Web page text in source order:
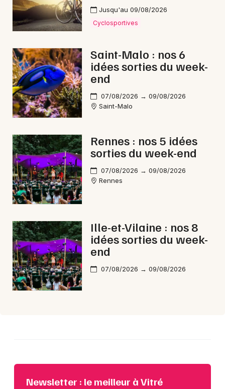
Newsletter des sorties
Actus à Vitré
Magazine à Vitré
Choisir mes départements
Mon email
Je m'abonne
Jusqu'au 09/08/2026
Cyclosportives
Saint-Malo : nos 6
idées sorties du week-
end
07/08/2026 → 09/08/2026
Saint-Malo
Rennes : nos 5 idées
sorties du week-end
07/08/2026 → 09/08/2026
Rennes
Ille-et-Vilaine : nos 8
idées sorties du week-
end
07/08/2026 → 09/08/2026
Newsletter : le meilleur à Vitré